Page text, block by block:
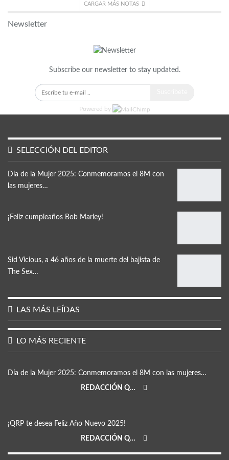
CARGAR MÁS NOTAS
Newsletter
Subscribe our newsletter to stay updated.
Powered by
SELECCIÓN DEL EDITOR
Día de la Mujer 2025: Conmemoramos el 8M con
las mujeres…
¡Feliz cumpleaños Bob Marley!
Sid Vicious, a 46 años de la muerte del bajista de
The Sex…
LAS MÁS LEÍDAS
LO MÁS RECIENTE
Día de la Mujer 2025: Conmemoramos el 8M con las mujeres…
REDACCIÓN QRP
¡QRP te desea Feliz Año Nuevo 2025!
REDACCIÓN QRP